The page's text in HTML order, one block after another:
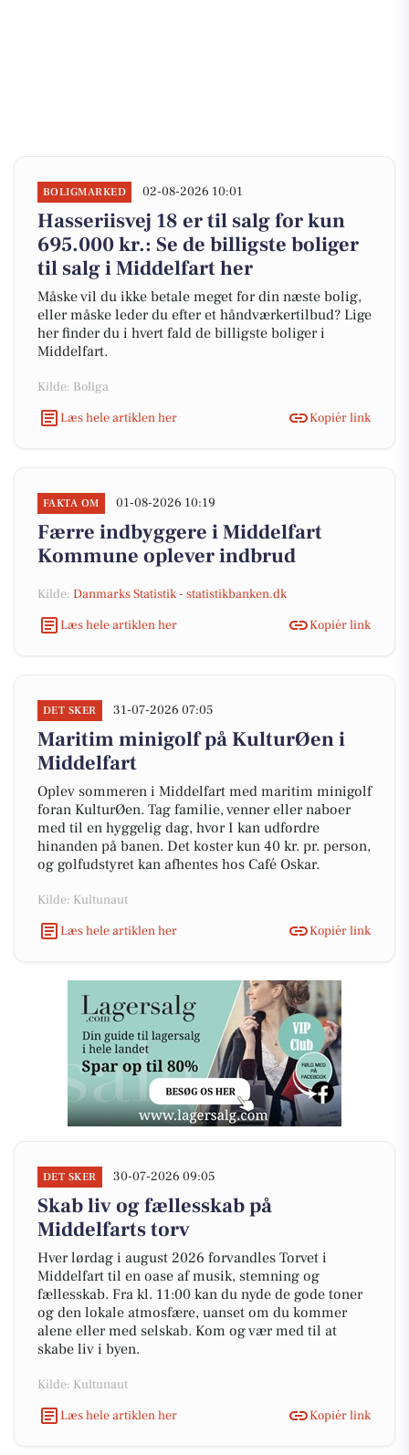
BOLIGMARKED 02-08-2026 10:01
Hasseriisvej 18 er til salg for kun
695.000 kr.: Se de billigste boliger
til salg i Middelfart her
Måske vil du ikke betale meget for din næste bolig,
eller måske leder du efter et håndværkertilbud? Lige
her finder du i hvert fald de billigste boliger i
Middelfart.
Kilde: Boliga
Læs hele artiklen her
Kopiér link
FAKTA OM 01-08-2026 10:19
Færre indbyggere i Middelfart
Kommune oplever indbrud
Kilde: Danmarks Statistik - statistikbanken.dk
Læs hele artiklen her
Kopiér link
DET SKER 31-07-2026 07:05
Maritim minigolf på KulturØen i
Middelfart
Oplev sommeren i Middelfart med maritim minigolf
foran KulturØen. Tag familie, venner eller naboer
med til en hyggelig dag, hvor I kan udfordre
hinanden på banen. Det koster kun 40 kr. pr. person,
og golfudstyret kan afhentes hos Café Oskar.
Kilde: Kultunaut
Læs hele artiklen her
Kopiér link
DET SKER 30-07-2026 09:05
Skab liv og fællesskab på
Middelfarts torv
Hver lørdag i august 2026 forvandles Torvet i
Middelfart til en oase af musik, stemning og
fællesskab. Fra kl. 11:00 kan du nyde de gode toner
og den lokale atmosfære, uanset om du kommer
alene eller med selskab. Kom og vær med til at
skabe liv i byen.
Kilde: Kultunaut
Læs hele artiklen her
Kopiér link